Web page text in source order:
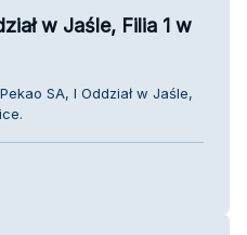
w Jaśle, Filia 1 w
SA, I Oddział w Jaśle,